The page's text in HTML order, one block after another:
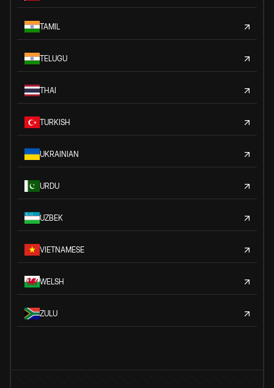
TAMIL
TELUGU
THAI
TURKISH
UKRAINIAN
URDU
UZBEK
VIETNAMESE
WELSH
ZULU